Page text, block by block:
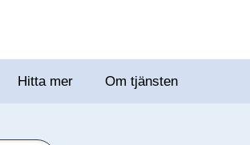
Hitta mer Om tjänsten